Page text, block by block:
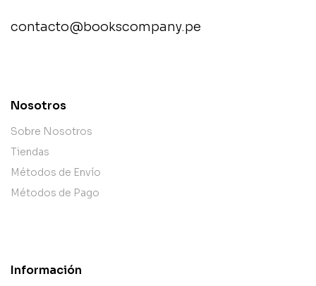
contacto@bookscompany.pe
Nosotros
Sobre Nosotros
Tiendas
Métodos de Envío
Métodos de Pago
Información